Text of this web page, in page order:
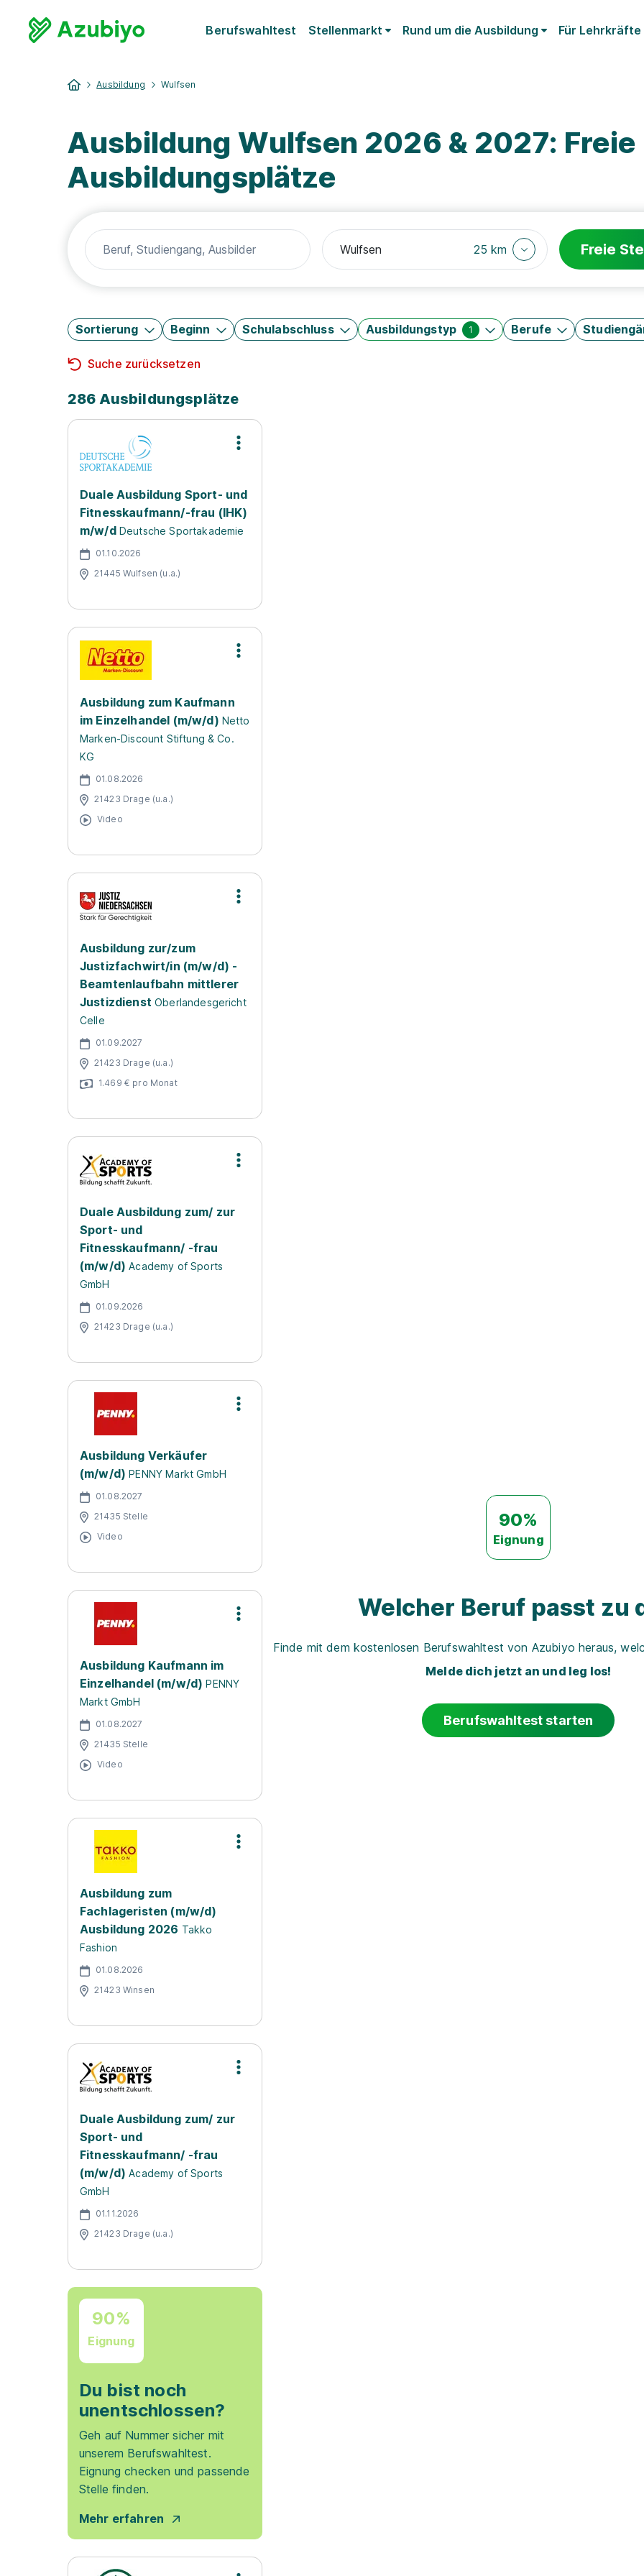
Berufswahltest Stellenmarkt Rund um die Ausbildung Für Lehrkräfte
Ausbildung Wulfsen
Ausbildung Wulfsen 2026 & 2027: Freie
Ausbildungsplätze
25 km Freie
Sortierung Beginn Schulabschluss Ausbildungstyp 1 Berufe
Suche zurücksetzen
286 Ausbildungsplätze
Duale Ausbildung Sport- und
Fitnesskaufmann/-frau (IHK)
m/w/d Deutsche Sportakademie
01.10.2026
21445 Wulfsen (u.a.)
Ausbildung zum Kaufmann
im Einzelhandel (m/w/d) Netto
Marken-Discount Stiftung & Co.
KG
01.08.2026
21423 Drage (u.a.)
Video
Ausbildung zur/zum
Justizfachwirt/in (m/w/d) -
Beamtenlaufbahn mittlerer
Justizdienst Oberlandesgericht
Celle
01.09.2027
21423 Drage (u.a.)
1.469 € pro Monat
Duale Ausbildung zum/ zur
Sport- und
Fitnesskaufmann/ -frau
(m/w/d) Academy of Sports
GmbH
01.09.2026
21423 Drage (u.a.)
Ausbildung Verkäufer
(m/w/d) PENNY Markt GmbH
01.08.2027
21435 Stelle
Video
Ausbildung Kaufmann im
Einzelhandel (m/w/d) PENNY
Markt GmbH
01.08.2027
21435 Stelle
Video
Ausbildung zum
Fachlageristen (m/w/d)
Ausbildung 2026 Takko
Fashion
01.08.2026
21423 Winsen
Duale Ausbildung zum/ zur
Sport- und
Fitnesskaufmann/ -frau
(m/w/d) Academy of Sports
GmbH
01.11.2026
21423 Drage (u.a.)
90%
Eignung
Du bist noch
unentschlossen?
Geh auf Nummer sicher mit
unserem Berufswahltest.
Eignung checken und passende
Stelle finden.
Mehr erfahren
90%
Eignung
Welcher Beruf passt zu
Finde mit dem kostenlosen Berufswahltest von Azubiyo heraus,
Melde dich jetzt an und leg los!
Berufswahltest starten